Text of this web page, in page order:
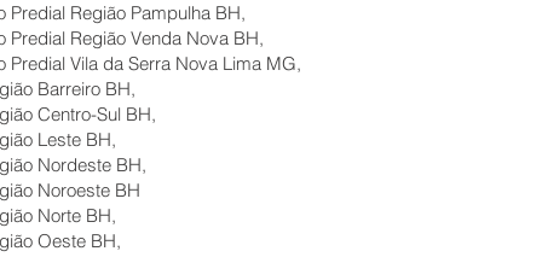
Predial Região Pampulha BH,
Predial Região Venda Nova BH,
Predial Vila da Serra Nova Lima MG,
Barreiro BH,
Centro-Sul BH,
Leste BH,
Nordeste BH,
Noroeste BH
Norte BH,
Oeste BH,